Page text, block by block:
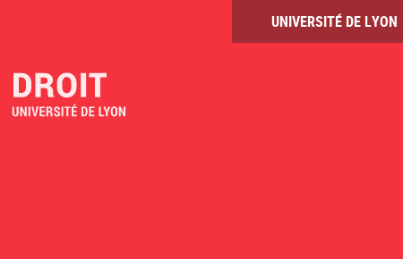
UNIVERSITÉ DE LYON